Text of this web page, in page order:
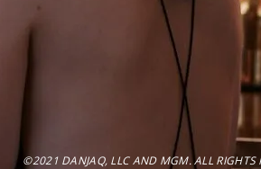
©2021 DANJAQ, LLC AND MGM. ALL RIGHTS